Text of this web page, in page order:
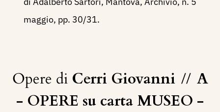
maggio, pp. 30/31.
Opere di Cerri Giovanni // A
- OPERE su carta MUSEO -